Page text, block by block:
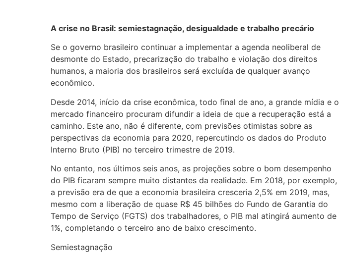
A crise no Brasil: semiestagnação, desigualdade e trabalho precário
Se o governo brasileiro continuar a implementar a agenda neoliberal de
desmonte do Estado, precarização do trabalho e violação dos direitos
humanos, a maioria dos brasileiros será excluída de qualquer avanço
econômico.
Desde 2014, início da crise econômica, todo final de ano, a grande mídia e o
mercado financeiro procuram difundir a ideia de que a recuperação está a
caminho. Este ano, não é diferente, com previsões otimistas sobre as
perspectivas da economia para 2020, repercutindo os dados do Produto
Interno Bruto (PIB) no terceiro trimestre de 2019.
No entanto, nos últimos seis anos, as projeções sobre o bom desempenho
do PIB ficaram sempre muito distantes da realidade. Em 2018, por exemplo,
a previsão era de que a economia brasileira cresceria 2,5% em 2019, mas,
mesmo com a liberação de quase R$ 45 bilhões do Fundo de Garantia do
Tempo de Serviço (FGTS) dos trabalhadores, o PIB mal atingirá aumento de
1%, completando o terceiro ano de baixo crescimento.
Semiestagnação